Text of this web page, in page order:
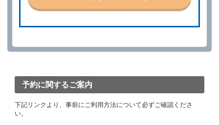
第４条（予約の取消し等）
ができます。
を１時間以上経過してもレンタカー貸渡契約（以下
約取消手数料を当社に支払うものとし、当社は、この
予約取消手数料の支払いがあったときは、受領済の予
約申込金を借受人に返還するものとします。
当社の都合により、予約が取り消されたとき、又は貸
予約に関するご案内
下記リンクより、事前にご利用方法について必ずご確認くださ
い。